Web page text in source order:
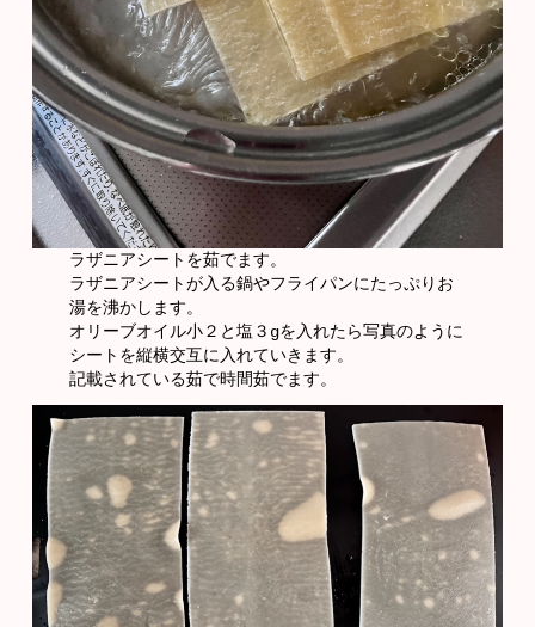
ラザニアシートを茹でます。
ラザニアシートが入る鍋やフライパンにたっぷりお
湯を沸かします。
オリーブオイル小２と塩３gを入れたら写真のように
シートを縦横交互に入れていきます。
記載されている茹で時間茹でます。